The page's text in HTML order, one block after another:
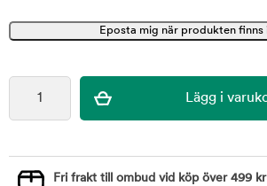
Fri frakt till ombud vid köp över 499 kr